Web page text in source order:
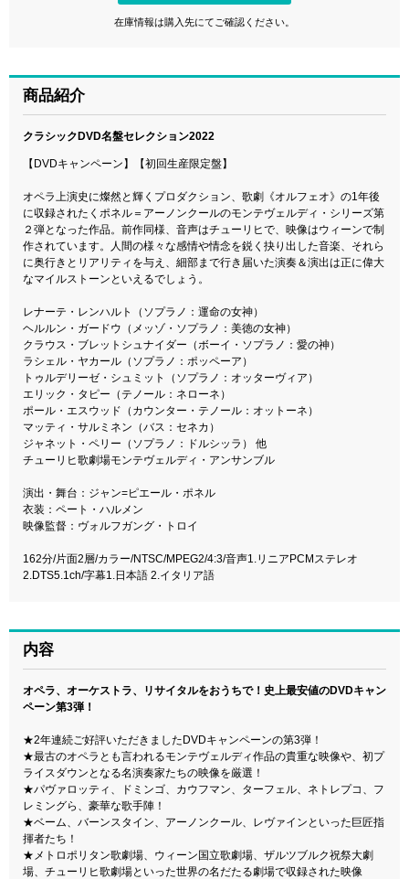
在庫情報は購入先にてご確認ください。
商品紹介
クラシックDVD名盤セレクション2022
【DVDキャンペーン】【初回生産限定盤】
オペラ上演史に燦然と輝くプロダクション、歌劇《オルフェオ》の1年後
に収録されたくポネル＝アーノンクールのモンテヴェルディ・シリーズ第
２弾となった作品。前作同様、音声はチューリヒで、映像はウィーンで制
作されています。人間の様々な感情や情念を鋭く抉り出した音楽、それら
に奥行きとリアリティを与え、細部まで行き届いた演奏＆演出は正に偉大
なマイルストーンといえるでしょう。
レナーテ・レンハルト（ソプラノ：運命の女神）
ヘルルン・ガードウ（メッゾ・ソプラノ：美徳の女神）
クラウス・ブレットシュナイダー（ボーイ・ソプラノ：愛の神）
ラシェル・ヤカール（ソプラノ：ポッペーア）
トゥルデリーゼ・シュミット（ソプラノ：オッターヴィア）
エリック・タピー（テノール：ネローネ）
ポール・エスウッド（カウンター・テノール：オットーネ）
マッティ・サルミネン（バス：セネカ）
ジャネット・ペリー（ソプラノ：ドルシッラ） 他
チューリヒ歌劇場モンテヴェルディ・アンサンブル
演出・舞台：ジャン=ピエール・ポネル
衣装：ペート・ハルメン
映像監督：ヴォルフガング・トロイ
162分/片面2層/カラー/NTSC/MPEG2/4:3/音声1.リニアPCMステレオ
2.DTS5.1ch/字幕1.日本語 2.イタリア語
内容
オペラ、オーケストラ、リサイタルをおうちで！史上最安値のDVDキャン
ペーン第3弾！
★2年連続ご好評いただきましたDVDキャンペーンの第3弾！
★最古のオペラとも言われるモンテヴェルディ作品の貴重な映像や、初プ
ライスダウンとなる名演奏家たちの映像を厳選！
★パヴァロッティ、ドミンゴ、カウフマン、ターフェル、ネトレプコ、フ
レミングら、豪華な歌手陣！
★ベーム、バーンスタイン、アーノンクール、レヴァインといった巨匠指
揮者たち！
★メトロポリタン歌劇場、ウィーン国立歌劇場、ザルツブルク祝祭大劇
場、チューリヒ歌劇場といった世界の名だたる劇場で収録された映像